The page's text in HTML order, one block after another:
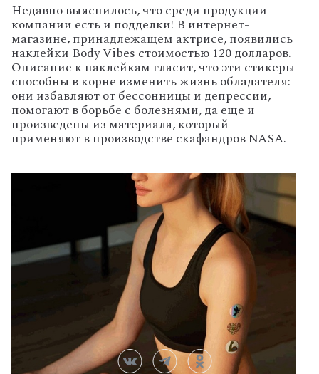
Недавно выяснилось, что среди продукции
компании есть и подделки! В интернет-
магазине, принадлежащем актрисе, появились
наклейки Body Vibes стоимостью 120 долларов.
Описание к наклейкам гласит, что эти стикеры
способны в корне изменить жизнь обладателя:
они избавляют от бессонницы и депрессии,
помогают в борьбе с болезнями, да еще и
произведены из материала, который
применяют в производстве скафандров NASA.